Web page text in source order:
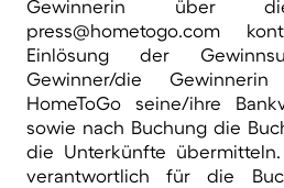
Gewinnerin über die
press@hometogo.com
Einlösung der
Gewinner/die
HomeToGo seine/ihre
sowie nach Buchung die
die Unterkünfte
verantwortlich für die